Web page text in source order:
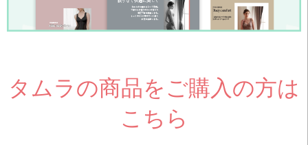
タムラの商品をご購入の方は
こちら